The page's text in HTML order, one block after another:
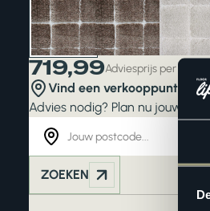
719,99Adviesprijs per aantal
Vind een verkooppunt in de
Advies nodig? Plan nu jouw
ZOEKEN